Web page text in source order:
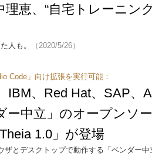
理恵、“自宅トレーニン
人も。 （2020/5/26）
Code」向け拡張を実行可能：
IBM、Red Hat、SAP、
ー中立」のオープンソ
1.0」が登場
ザとデスクトップで動作する「ベンダー